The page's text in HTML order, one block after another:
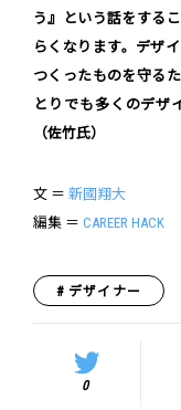
う』という話をする
らくなります。デザ
つくったものを守る
とりでも多くのデザ
（佐竹氏）
文 ＝ 新國翔大
編集 ＝ CAREER HACK
デザイナー
0